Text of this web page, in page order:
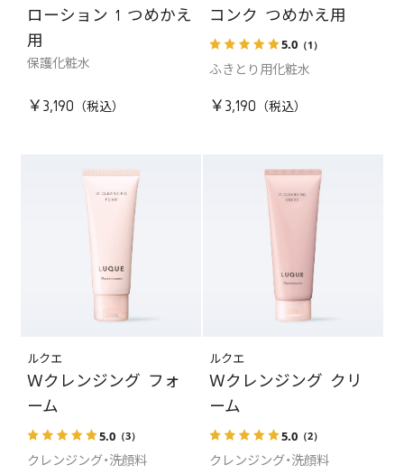
ローション 1 つめかえ
用
保護化粧水
￥3,190
コンク つめかえ用
5.0（1）
ふきとり用化粧水
￥3,190
ルクエ
Ｗクレンジング フォ
ーム
5.0 （3）
クレンジング・洗顔料
ルクエ
Ｗクレンジング クリ
ーム
5.0（2）
クレンジング・洗顔料